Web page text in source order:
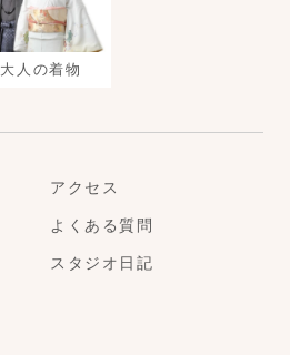
大人の着物
アクセス
よくある質問
スタジオ日記